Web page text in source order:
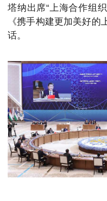
塔纳出席“上海合作组
《携手构建更加美好
话。